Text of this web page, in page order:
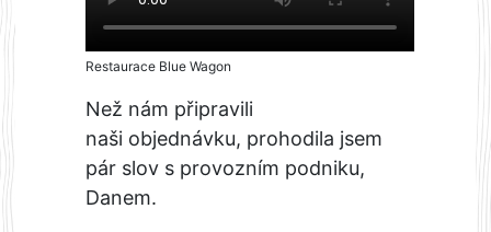
Restaurace Blue Wagon
Než nám připravili
naši objednávku, prohodila jsem
pár slov s provozním podniku,
Danem.